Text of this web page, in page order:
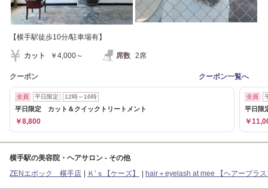
【横手駅徒歩10分/駐車場有】
カット ￥4,000～ 席数 2席
クーポン クーポン一覧へ
全員 平日限定 12時～16時
平日限定 カット＆クイックトリートメント
￥8,800
全員
平日限
￥
横手駅の美容院・ヘアサロン - その他
ZENエポック 横手店
Ｋ’ｓ【ケーズ】 hair＋eyelash at mee 【ヘアープラ